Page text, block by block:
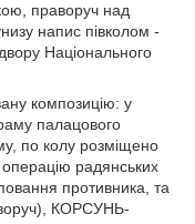
праворуч над
напис півколом -
Національного
композицію: у
палацового
по колу розміщено
радянських
противника, та
КОРСУНЬ-